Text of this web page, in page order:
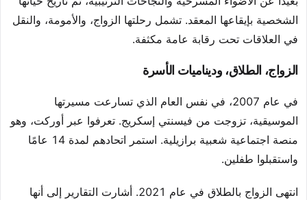
الشخصية بإيقاعها المعقد. تشمل رحلتها الزواج، والأمومة، والنقل
في العلاقات تحت رقابة عامة مكثفة.
الزواج، الطلاق، وديناميات الأسرة
في عام 2007، في نفس العام الذي تسارعت مسيرتها
الموسيقية، تزوجت من فيسنتي إسكريج. تعرفوا عبر أوركت، وهو
منصة اجتماعية شعبية برازيلية. استمر اتحادهم لمدة 14 عامًا
واستقبلوا طفلين.
انتهى الزواج بالطلاق في عام 2021. أشارت التقارير إلى أنها